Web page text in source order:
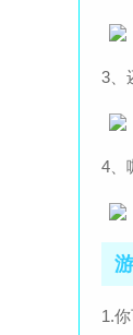
3、
4、
1.